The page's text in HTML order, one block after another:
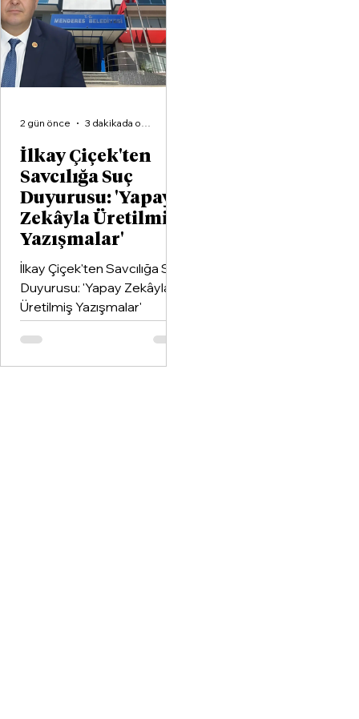
voleybol branşında güçlerini
birleştiren kapsamlı bir iş
birliği protokolüne imza attı.
İlkay Çiçek'ten
Savcılığa Suç
Duyurusu: 'Yapay
Zekâyla Üretilmiş
Yazışmalar'
İlkay Çiçek'ten Savcılığa Suç
Duyurusu: 'Yapay Zekâyla
Üretilmiş Yazışmalar'
2 gün önce 3 dakikada okunur